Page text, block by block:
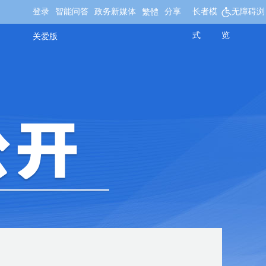
登录 智能问答 政务新媒体 繁體 分享
关爱版
长者模
式
无障碍浏
览